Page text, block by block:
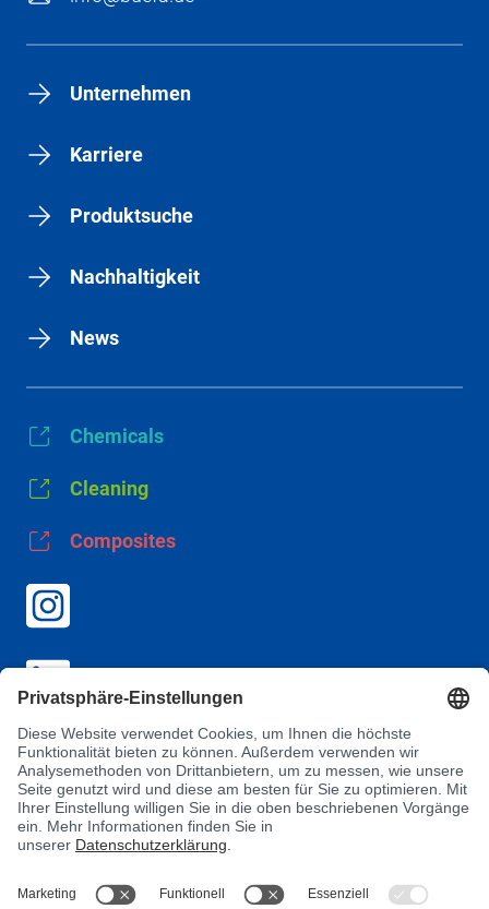
Unternehmen
Karriere
Produktsuche
Nachhaltigkeit
News
Chemicals
Cleaning
Composites
AGB
Datenschutz
Impressum